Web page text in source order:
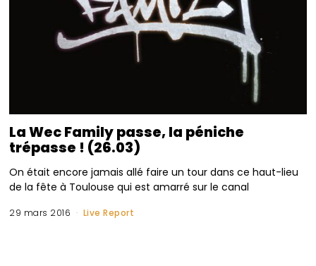
La Wec Family passe, la péniche
trépasse ! (26.03)
On était encore jamais allé faire un tour dans ce haut-lieu
de la fête à Toulouse qui est amarré sur le canal
29 mars 2016 Live Report